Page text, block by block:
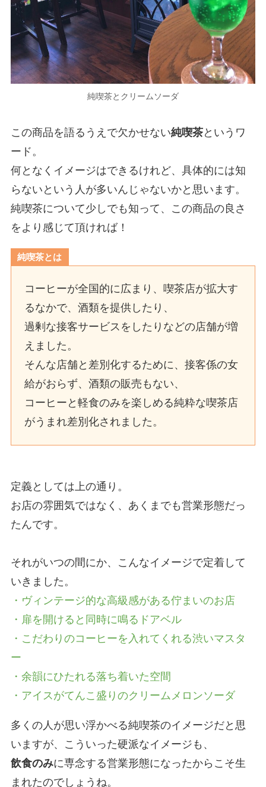
純喫茶とクリームソーダ
この商品を語るうえで欠かせない純喫茶というワ
ード。
何となくイメージはできるけれど、具体的には知
らないという人が多いんじゃないかと思います。
純喫茶について少しでも知って、この商品の良さ
をより感じて頂ければ！
純喫茶とは
コーヒーが全国的に広まり、喫茶店が拡大す
るなかで、酒類を提供したり、
過剰な接客サービスをしたりなどの店舗が増
えました。
そんな店舗と差別化するために、接客係の女
給がおらず、酒類の販売もない、
コーヒーと軽食のみを楽しめる純粋な喫茶店
がうまれ差別化されました。
定義としては上の通り。
お店の雰囲気ではなく、あくまでも営業形態だっ
たんです。
それがいつの間にか、こんなイメージで定着して
いきました。
・ヴィンテージ的な高級感がある佇まいのお店
・扉を開けると同時に鳴るドアベル
・こだわりのコーヒーを入れてくれる渋いマスタ
ー
・余韻にひたれる落ち着いた空間
・アイスがてんこ盛りのクリームメロンソーダ
多くの人が思い浮かべる純喫茶のイメージだと思
いますが、こういった硬派なイメージも、
飲食のみに専念する営業形態になったからこそ生
まれたのでしょうね。